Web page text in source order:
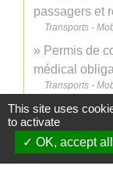
passagers et
Transports -
Permis de
médical
Transports -
Pour en savoir
This site uses
to activate
OK, accept all